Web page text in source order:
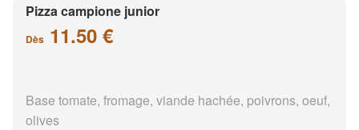
Pizza campione junior
Dès 11.50 €
Base tomate, fromage, viande hachée, poivrons, oeuf,
olives